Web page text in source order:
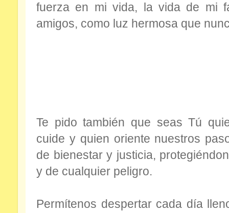
fuerza en mi vida, la vida de mi
amigos, como luz hermosa que
Te pido también que seas Tú
cuide y quien oriente nuestros
de bienestar y justicia,
y de cualquier peligro.
Permítenos despertar cada día